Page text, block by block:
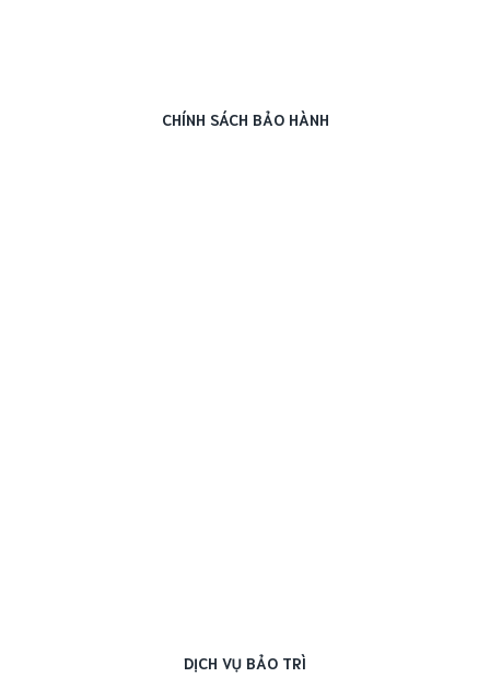
CHÍNH SÁCH BẢO HÀNH
DỊCH VỤ BẢO TRÌ